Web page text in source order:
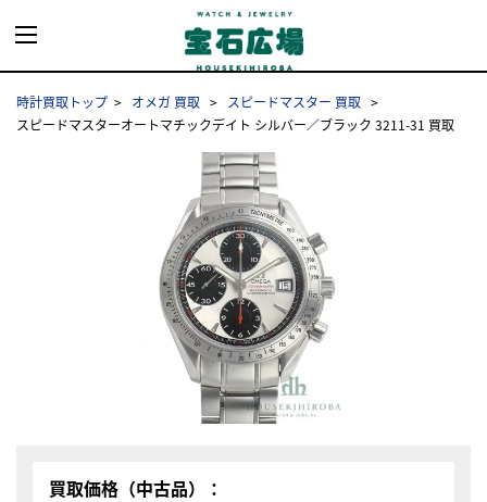
時計買取トップ オメガ 買取
スピードマスター 買取
スピードマスターオートマチックデイト シルバー／ブラック 3211-31 買取
買取価格（中古品）：